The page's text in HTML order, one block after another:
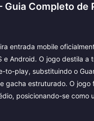
Completo de
entrada mobile
e Android. O jogo destila
to-play, substituindo o
gacha estruturado. O
posicionando-se